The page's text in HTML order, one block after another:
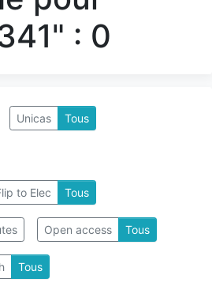
: 0
Unicas Tous
to Elec Tous
Open access Tous
Tous